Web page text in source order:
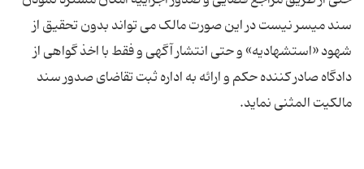
سند میسر نیست در این صورت مالک می تواند بدون تحقیق از
شهود «استشهادیه» و حتی انتشار آگهی و فقط با اخذ گواهی از
دادگاه صادر کننده حکم و ارائه به اداره ثبت تقاضای صدور سند